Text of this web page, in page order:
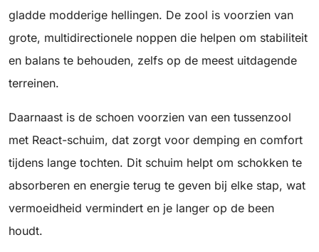
gladde modderige hellingen. De zool is voorzien van
grote, multidirectionele noppen die helpen om stabiliteit
en balans te behouden, zelfs op de meest uitdagende
terreinen.
Daarnaast is de schoen voorzien van een tussenzool
met React-schuim, dat zorgt voor demping en comfort
tijdens lange tochten. Dit schuim helpt om schokken te
absorberen en energie terug te geven bij elke stap, wat
vermoeidheid vermindert en je langer op de been
houdt.